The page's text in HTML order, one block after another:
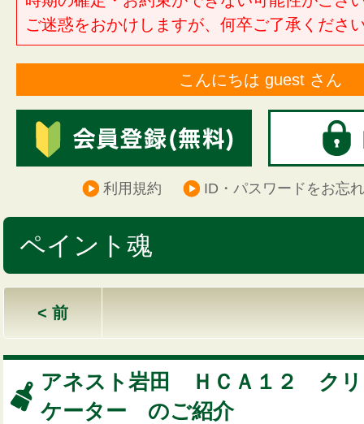
ご迷惑をおかけしますが、何卒ご了承くださ
こんにちは guest さん
利用規約 ID・パスワードをお忘
ペイント魂
< 前
アネスト岩田 ＨＣＡ１２ クリ
ケーター のご紹介